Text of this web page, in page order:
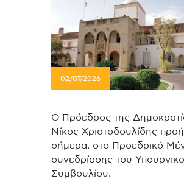
02/07/2026
Ο Πρόεδρος της
Νίκος Χριστοδουλίδης
σήμερα, στο Προεδρικό
συνεδρίασης του
Συμβουλίου.